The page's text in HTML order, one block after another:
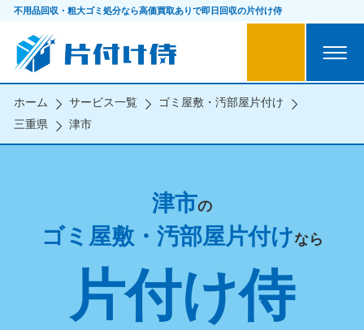
不用品回収・粗大ゴミ処分なら高価買取ありで即日回収の片付け侍
ホーム サービス一覧
ゴミ屋敷・汚部屋片付け
三重県
津市
津市の
ゴミ屋敷・汚部屋片付けなら
片付け侍